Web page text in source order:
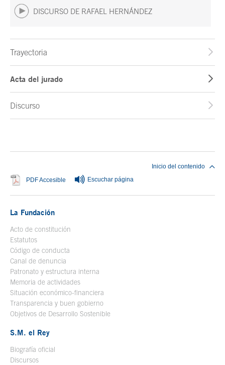
DISCURSO DE RAFAEL HERNÁNDEZ
Trayectoria
Acta del jurado
Discurso
PDF Accesible Se abre en ventana nueva
Escuchar página
Inicio del contenido
La Fundación
Acto de constitución
Estatutos
Código de conducta
Canal de denuncia
Patronato y estructura interna
Memoria de actividades
Situación económico-financiera
Transparencia y buen gobierno
Objetivos de Desarrollo Sostenible
S.M. el Rey
Biografía oficial
Discursos